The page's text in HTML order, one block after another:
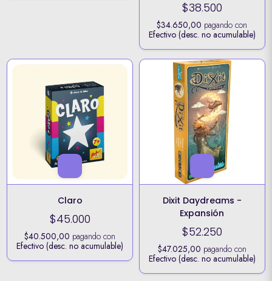
$38.500
$34.650,00 pagando con
Efectivo (desc. no acumulable)
Claro
$45.000
$40.500,00 pagando con
Efectivo (desc. no acumulable)
Dixit Daydreams -
Expansión
$52.250
$47.025,00 pagando con
Efectivo (desc. no acumulable)